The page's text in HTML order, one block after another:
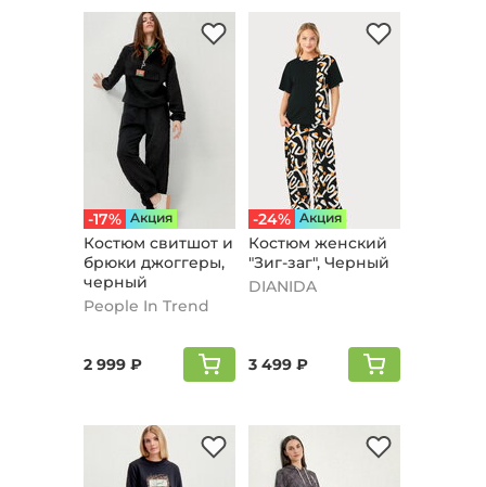
-17% Aкция
Костюм свитшот и
брюки джоггеры,
черный
People In Trend
2 999 ₽
-24% Aкция
Костюм женский
"Зиг-заг", Черный
DIANIDA
3 499 ₽